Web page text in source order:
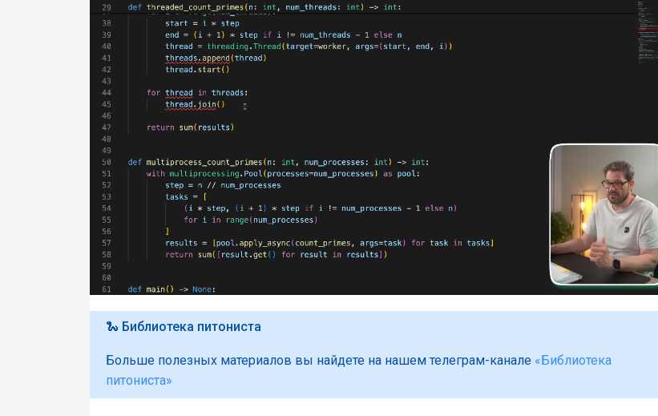
🐍 Библиотека питониста
Больше полезных материалов вы найдете на нашем телеграм-канале «Библиотека
питониста»